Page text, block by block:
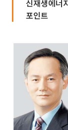
신재생에너
포인트